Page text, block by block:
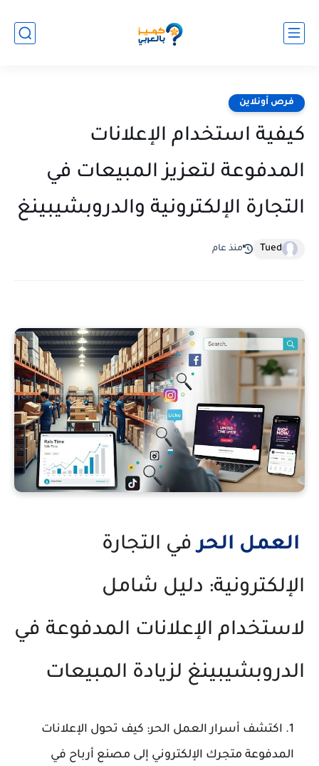
فرص أونلاين
كيفية استخدام الإعلانات
المدفوعة لتعزيز المبيعات في
التجارة الإلكترونية والدروبشيبينغ
Tued منذ عام
العمل الحرفي التجارة
الإلكترونية: دليل شامل
لاستخدام الإعلانات المدفوعة في
الدروبشيبينغ لزيادة المبيعات
اكتشف أسرار العمل الحر: كيف تحول الإعلانات
المدفوعة متجرك الإلكتروني إلى مصنع أرباح في